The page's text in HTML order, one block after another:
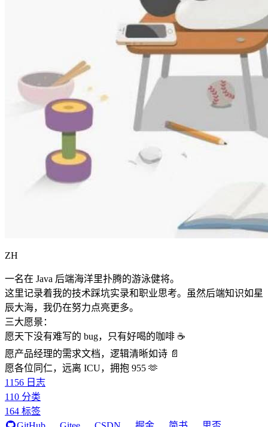
ZH
一名在 Java 后端海洋里扑腾的游泳健将。
这里记录着我的技术踩坑实录和职业思考。虽然后端知识如星
辰大海，我仍在努力点亮更多。
三大愿景：
愿天下没有难写的 bug，只有好喝的咖啡 ☕️
愿产品经理的需求文档，逻辑清晰如诗 📄
愿各位同仁，远离 ICU，拥抱 955 🫶
1156 日志
110 分类
164 标签